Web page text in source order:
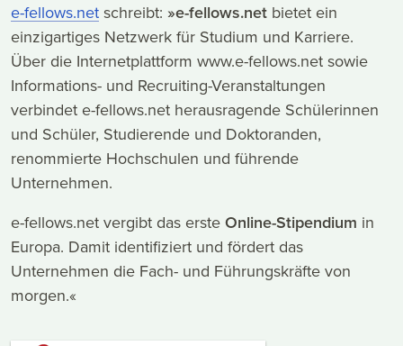
e-fellows.netschreibt: »e-fellows.net bietet ein
einzigartiges Netzwerk für Studium und Karriere.
Über die Internetplattform www.e-fellows.net sowie
Informations- und Recruiting-Veranstaltungen
verbindet e-fellows.net herausragende Schülerinnen
und Schüler, Studierende und Doktoranden,
renommierte Hochschulen und führende
Unternehmen.
e-fellows.net vergibt das erste Online-Stipendium in
Europa. Damit identifiziert und fördert das
Unternehmen die Fach- und Führungskräfte von
morgen.«